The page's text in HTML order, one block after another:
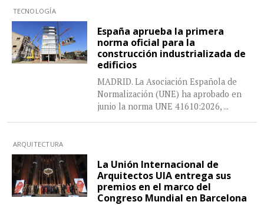
TECNOLOGÍA
España aprueba la primera
norma oficial para la
construcción industrializada de
edificios
MADRID. La Asociación Española de
Normalización (UNE) ha aprobado en
junio la norma UNE 41610:2026, ...
ARQUITECTURA
La Unión Internacional de
Arquitectos UIA entrega sus
premios en el marco del
Congreso Mundial en Barcelona